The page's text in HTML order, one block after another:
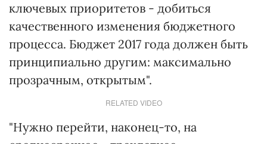
ключевых приоритетов - добиться
качественного изменения бюджетного
процесса. Бюджет 2017 года должен быть
принципиально другим: максимально
прозрачным, открытым".
RELATED VIDEO
"Нужно перейти, наконец-то, на